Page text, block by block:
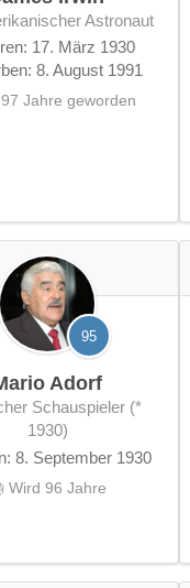
Astronaut
17. März 1930
8. August 1991
Jahre geworden
95
Adorf
1930)
8. September 1930
Wird 96 Jahre